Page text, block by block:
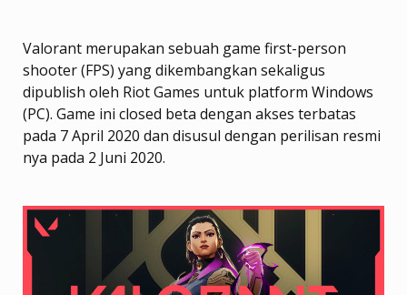
Valorant merupakan sebuah game first-person
shooter (FPS) yang dikembangkan sekaligus
dipublish oleh Riot Games untuk platform Windows
(PC). Game ini closed beta dengan akses terbatas
pada 7 April 2020 dan disusul dengan perilisan resmi
nya pada 2 Juni 2020.